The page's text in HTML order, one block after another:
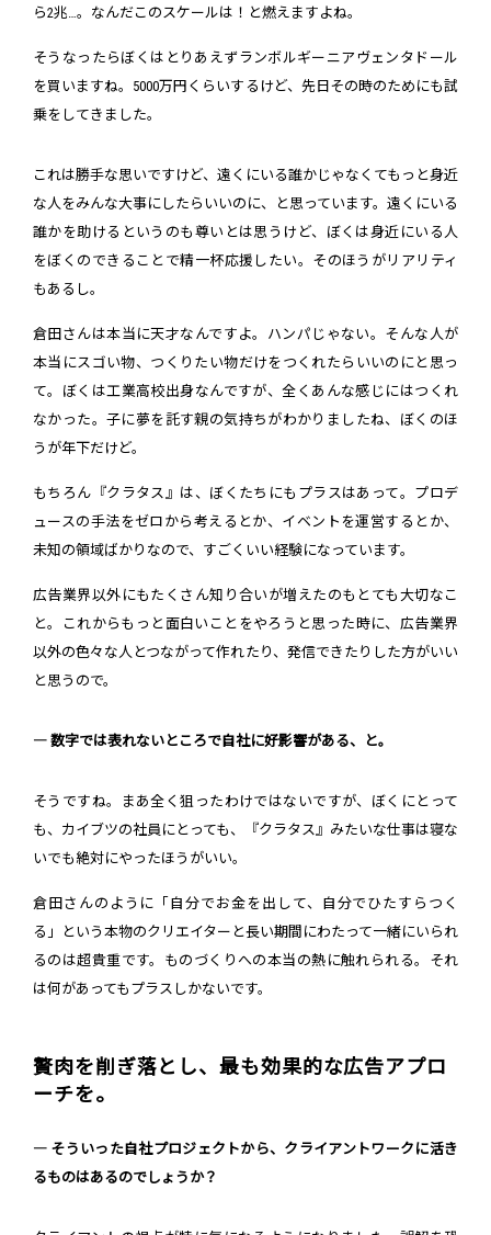
ら2兆…。なんだこのスケールは！と燃えますよね。
そうなったらぼくはとりあえずランボルギーニアヴェンタドール
を買いますね。5000万円くらいするけど、先日その時のためにも試
乗をしてきました。
これは勝手な思いですけど、遠くにいる誰かじゃなくてもっと身近
な人をみんな大事にしたらいいのに、と思っています。遠くにいる
誰かを助けるというのも尊いとは思うけど、ぼくは身近にいる人
をぼくのできることで精一杯応援したい。そのほうがリアリティ
もあるし。
倉田さんは本当に天才なんですよ。ハンパじゃない。そんな人が
本当にスゴい物、つくりたい物だけをつくれたらいいのにと思っ
て。ぼくは工業高校出身なんですが、全くあんな感じにはつくれ
なかった。子に夢を託す親の気持ちがわかりましたね、ぼくのほ
うが年下だけど。
もちろん『クラタス』は、ぼくたちにもプラスはあって。プロデ
ュースの手法をゼロから考えるとか、イベントを運営するとか、
未知の領域ばかりなので、すごくいい経験になっています。
広告業界以外にもたくさん知り合いが増えたのもとても大切なこ
と。これからもっと面白いことをやろうと思った時に、広告業界
以外の色々な人とつながって作れたり、発信できたりした方がいい
と思うので。
― 数字では表れないところで自社に好影響がある、と。
そうですね。まあ全く狙ったわけではないですが、ぼくにとって
も、カイブツの社員にとっても、『クラタス』みたいな仕事は寝な
いでも絶対にやったほうがいい。
倉田さんのように「自分でお金を出して、自分でひたすらつく
る」という本物のクリエイターと長い期間にわたって一緒にいられ
るのは超貴重です。ものづくりへの本当の熱に触れられる。それ
は何があってもプラスしかないです。
贅肉を削ぎ落とし、最も効果的な広告アプロ
ーチを。
― そういった自社プロジェクトから、クライアントワークに活き
るものはあるのでしょうか？